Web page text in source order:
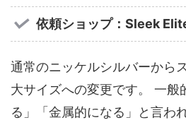
依頼ショップ：Sleek
通常のニッケルシルバーから
大サイズへの変更です。 一般
る」「金属的になる」と言わ